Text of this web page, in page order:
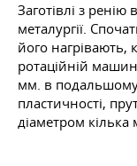
Заготівлі з
металургії.
його нагрівають,
ротаційній
мм. в подальшому,
пластичності,
діаметром кілька